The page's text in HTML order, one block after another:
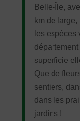
Belle-Île,
km de
les espèces
superficie
Que de
sentiers,
dans les
jardins !